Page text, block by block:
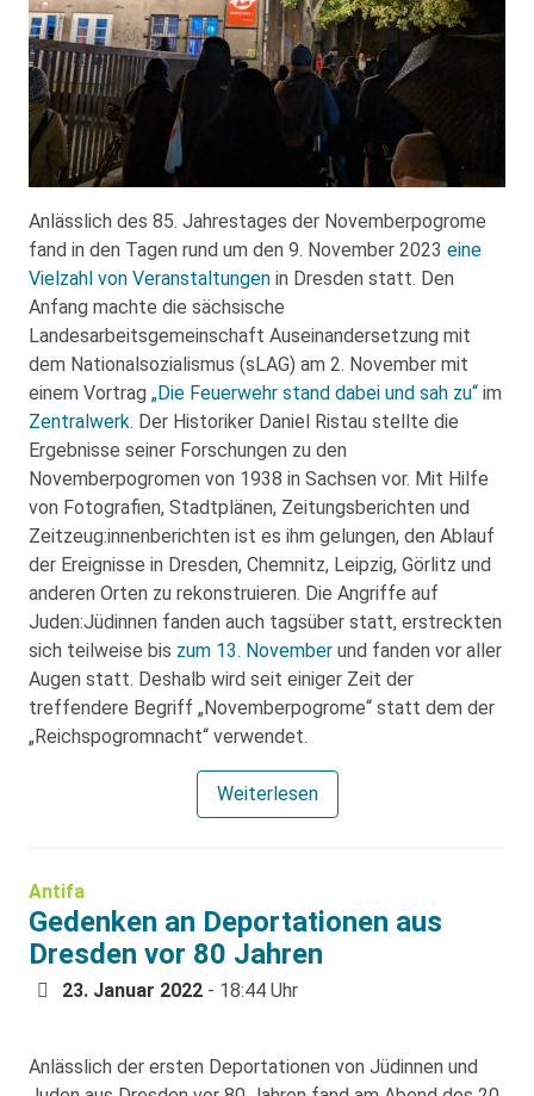
Anlässlich des 85. Jahrestages der Novemberpogrome
fand in den Tagen rund um den 9. November 2023 eine
Vielzahl von Veranstaltungen in Dresden statt. Den
Anfang machte die sächsische
Landesarbeitsgemeinschaft Auseinandersetzung mit
dem Nationalsozialismus (sLAG) am 2. November mit
einem Vortrag „Die Feuerwehr stand dabei und sah zu“ im
Zentralwerk. Der Historiker Daniel Ristau stellte die
Ergebnisse seiner Forschungen zu den
Novemberpogromen von 1938 in Sachsen vor. Mit Hilfe
von Fotografien, Stadtplänen, Zeitungsberichten und
Zeitzeug:innenberichten ist es ihm gelungen, den Ablauf
der Ereignisse in Dresden, Chemnitz, Leipzig, Görlitz und
anderen Orten zu rekonstruieren. Die Angriffe auf
Juden:Jüdinnen fanden auch tagsüber statt, erstreckten
sich teilweise bis zum 13. November und fanden vor aller
Augen statt. Deshalb wird seit einiger Zeit der
treffendere Begriff „Novemberpogrome“ statt dem der
„Reichspogromnacht“ verwendet.
Weiterlesen
Antifa
Gedenken an Deportationen aus
Dresden vor 80 Jahren
23. Januar 2022 - 18:44 Uhr
Anlässlich der ersten Deportationen von Jüdinnen und